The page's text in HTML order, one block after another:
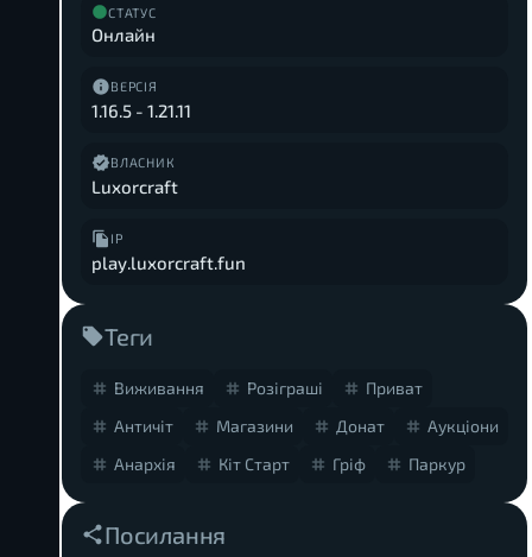
СТАТУС
Онлайн
ВЕРСІЯ
1.16.5- 1.21.11
ВЛАСНИК
Luxorcraft
IP
play.luxorcraft.fun
Теги
Виживання Розіграші
Приват
Античіт
Магазини Донат
Аукціони
Анархія
Кіт Старт Гріф Паркур
Посилання